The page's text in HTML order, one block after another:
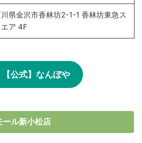
県金沢市香林坊2-1-1 香林坊東急ス
エア 4F
【公式】なんぼや
ール新小松店